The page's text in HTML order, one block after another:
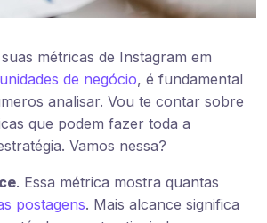
métricas de Instagram em
de negócio, é fundamental
analisar. Vou te contar sobre
que podem fazer toda a
Vamos nessa?
. Essa métrica mostra quantas
postagens. Mais alcance significa